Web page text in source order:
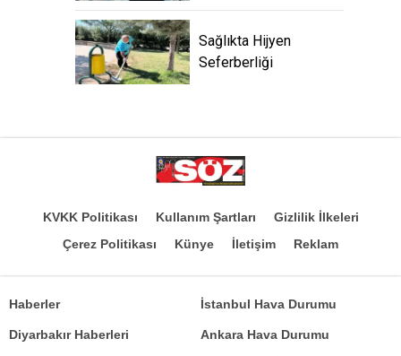
Sağlıkta Hijyen
Seferberliği
KVKK Politikası Kullanım Şartları
Gizlilik İlkeleri
Çerez Politikası
Künye İletişim Reklam
Haberler
Diyarbakır Haberleri
İstanbul Hava Durumu
Ankara Hava Durumu